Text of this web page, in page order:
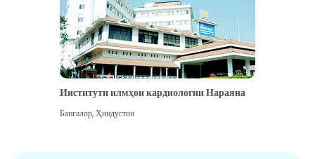
Институти илмҳои кардиологии Нараяна
Бангалор,Ҳиндустон